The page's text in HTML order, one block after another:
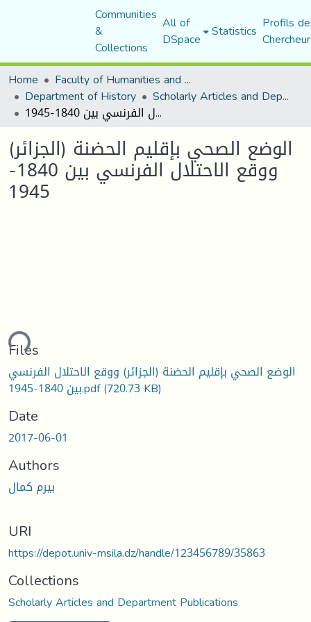
Communities
&
Collections
All of
DSpace Statistics Profils
Home
Faculty of Humanities and Social Sciences
Department of History Scholarly Articles and Department Publications
الوضع الصحي بإقليم الحضنة (الجزائر) ووقع الاحتلال الفرنسي بين 1840-1945
الوضع الصحي بإقليم الحضنة (الجزائر)
ووقع الاحتلال الفرنسي بين 1840-
1945
Files
الوضع الصحي بإقليم الحضنة (الجزائر) ووقع الاحتلال الفرنسي
بين 1840-1945.pdf(720.73 KB)
Date
2017-06-01
Authors
بيرم كمال
URI
https://depot.univ-msila.dz/handle/123456789/35863
Collections
Scholarly Articles and Department Publications